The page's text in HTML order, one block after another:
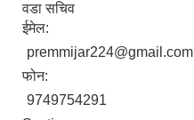
वडा सचिव
ईमेल:
premmijar224@gmail.com
फोन:
9749754291